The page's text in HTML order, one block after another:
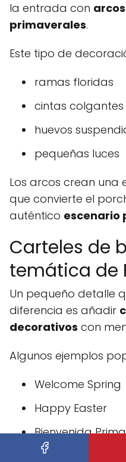
la entrada con
primaverales.
Este tipo de
ramas floridas
cintas colgantes
huevos
pequeñas luces
Los arcos crean
que convierte el
auténtico escenario
Carteles de
temática de
Un pequeño detalle
diferencia es añadir
decorativos con
Algunos ejemplos
Welcome Spring
Happy Easter
Bienvenida
Feliz Pascua